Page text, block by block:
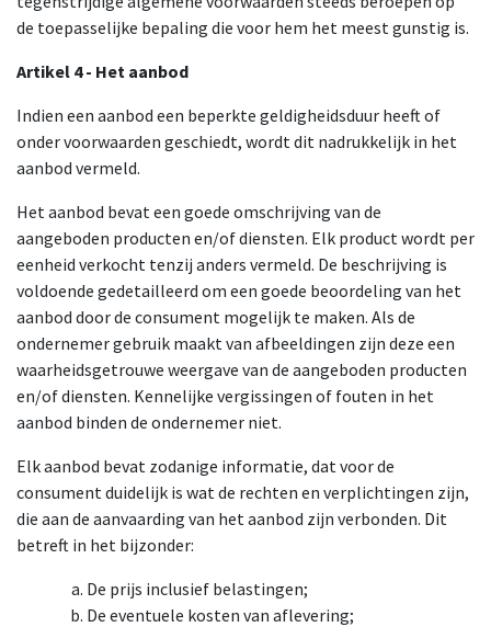
de toepasselijke bepaling die voor hem het meest gunstig is.
Artikel 4 - Het aanbod
Indien een aanbod een beperkte geldigheidsduur heeft of
onder voorwaarden geschiedt, wordt dit nadrukkelijk in het
aanbod vermeld.
Het aanbod bevat een goede omschrijving van de
aangeboden producten en/of diensten. Elk product wordt per
eenheid verkocht tenzij anders vermeld. De beschrijving is
voldoende gedetailleerd om een goede beoordeling van het
aanbod door de consument mogelijk te maken. Als de
ondernemer gebruik maakt van afbeeldingen zijn deze een
waarheidsgetrouwe weergave van de aangeboden producten
en/of diensten. Kennelijke vergissingen of fouten in het
aanbod binden de ondernemer niet.
Elk aanbod bevat zodanige informatie, dat voor de
consument duidelijk is wat de rechten en verplichtingen zijn,
die aan de aanvaarding van het aanbod zijn verbonden. Dit
betreft in het bijzonder:
De prijs inclusief belastingen;
De eventuele kosten van aflevering;